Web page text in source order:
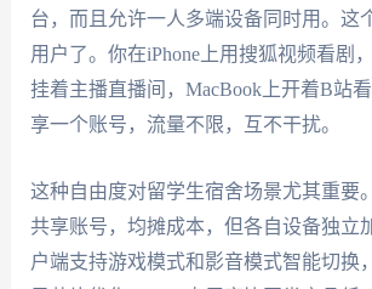
台，而且允许一人多端设备同时用。这
用户了。你在iPhone上用搜狐视频看剧
挂着主播直播间，MacBook上开着B站
享一个账号，流量不限，互不干扰。
这种自由度对留学生宿舍场景尤其重要
共享账号，均摊成本，但各自设备独立
户端支持游戏模式和影音模式智能切换